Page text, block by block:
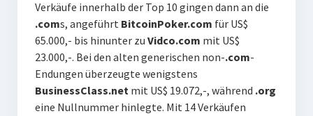
Verkäufe innerhalb der Top 10 gingen dann an die
.coms, angeführt BitcoinPoker.com für US$
65.000,- bis hinunter zu Vidco.com mit US$
23.000,-. Bei den alten generischen non-.com-
Endungen überzeugte wenigstens
BusinessClass.netmit US$ 19.072,-, während .org
eine Nullnummer hinlegte. Mit 14 Verkäufen